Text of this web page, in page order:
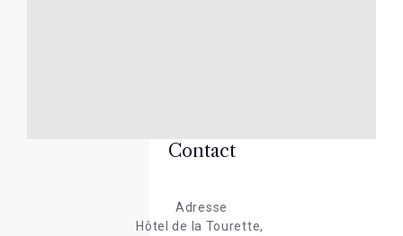
Contact
Adresse
Hôtel de la Tourette,